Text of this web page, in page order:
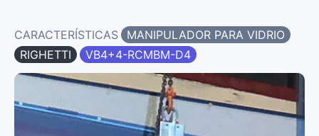
CARACTERÍSTICAS
MANIPULADOR PARA VIDRIO
RIGHETTI
VB4+4-RCMBM-D4